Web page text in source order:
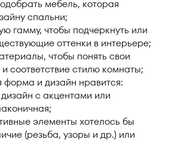
мебель, которая
спальни;
гамму, чтобы подчеркнуть или
оттенки в интерьере;
чтобы понять свои
соответствие стилю комнаты;
форма и дизайн нравится:
с акцентами или
элементы хотелось бы
(резьба, узоры и др.) или